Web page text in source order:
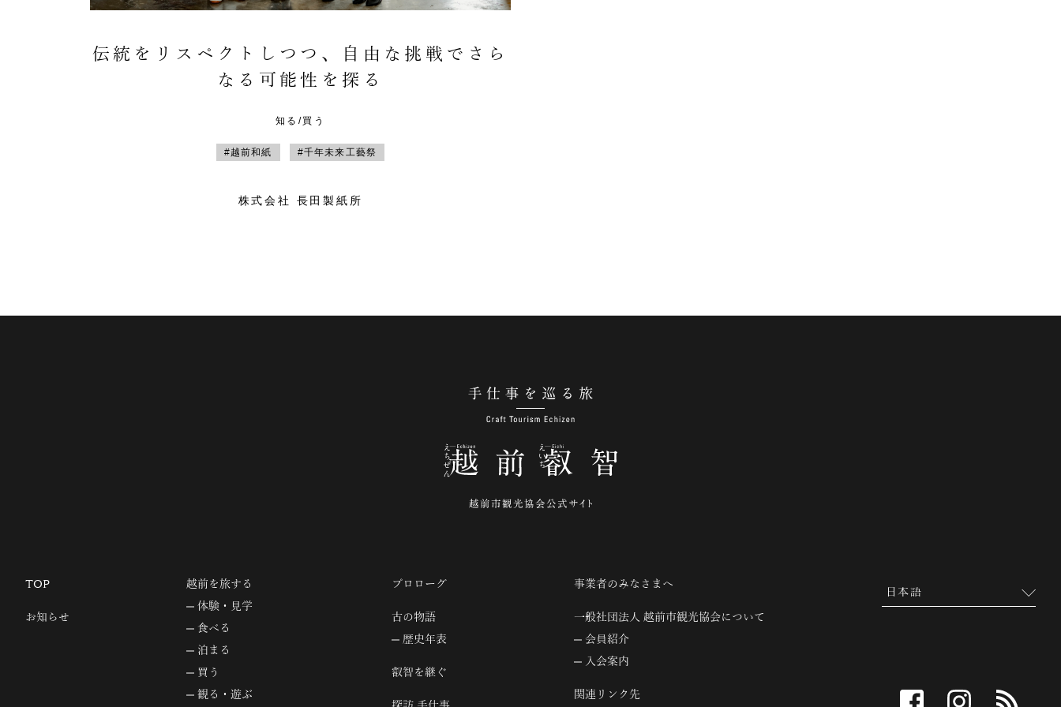
伝統をリスペクトしつつ、自由な挑戦でさら
なる可能性を探る
知る/買う
#越前和紙 #千年未来工藝祭
株式会社 長田製紙所
TOP
お知らせ
越前を旅する
体験・見学
食べる
泊まる
買う
観る・遊ぶ
プロローグ
古の物語
歴史年表
叡智を継ぐ
事業者のみなさまへ
一般社団法人 越前市観光協会について
会員紹介
入会案内
関連リンク先 facebook instagram